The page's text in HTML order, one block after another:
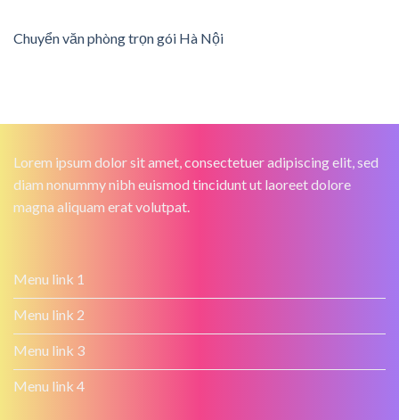
Chuyển văn phòng trọn gói Hà Nội
Lorem ipsum dolor sit amet, consectetuer adipiscing elit, sed
diam nonummy nibh euismod tincidunt ut laoreet dolore
magna aliquam erat volutpat.
Menu link 1
Menu link 2
Menu link 3
Menu link 4